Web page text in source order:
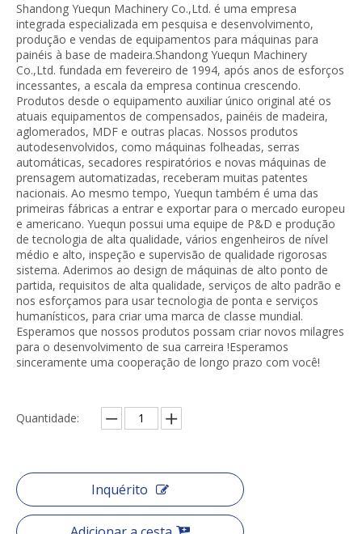
Shandong Yuequn Machinery Co.,Ltd. é uma empresa
integrada especializada em pesquisa e desenvolvimento,
produção e vendas de equipamentos para máquinas para
painéis à base de madeira.Shandong Yuequn Machinery
Co.,Ltd. fundada em fevereiro de 1994, após anos de esforços
incessantes, a escala da empresa continua crescendo.
Produtos desde o equipamento auxiliar único original até os
atuais equipamentos de compensados, painéis de madeira,
aglomerados, MDF e outras placas. Nossos produtos
autodesenvolvidos, como máquinas folheadas, serras
automáticas, secadores respiratórios e novas máquinas de
prensagem automatizadas, receberam muitas patentes
nacionais. Ao mesmo tempo, Yuequn também é uma das
primeiras fábricas a entrar e exportar para o mercado europeu
e americano. Yuequn possui uma equipe de P&D e produção
de tecnologia de alta qualidade, vários engenheiros de nível
médio e alto, inspeção e supervisão de qualidade rigorosas
sistema. Aderimos ao design de máquinas de alto ponto de
partida, requisitos de alta qualidade, serviços de alto padrão e
nos esforçamos para usar tecnologia de ponta e serviços
humanísticos, para criar uma marca de classe mundial.
Esperamos que nossos produtos possam criar novos milagres
para o desenvolvimento de sua carreira !Esperamos
sinceramente uma cooperação de longo prazo com você!
Quantidade:
Inquérito